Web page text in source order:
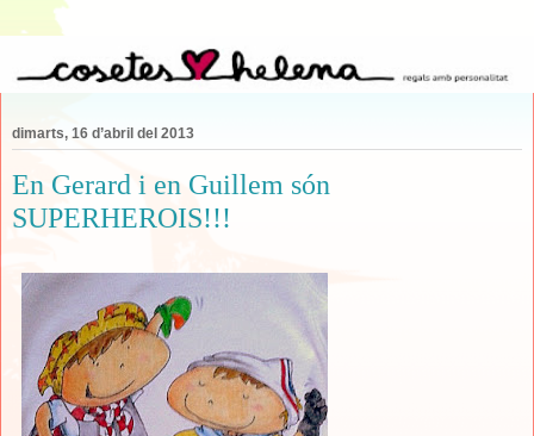
dimarts, 16 d’abril del 2013
En Gerard i en Guillem són
SUPERHEROIS!!!